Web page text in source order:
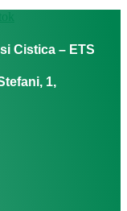
Cistica – ETS
1,